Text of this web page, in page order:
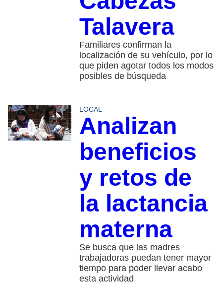
Talavera
Familiares confirman la
localización de su vehículo, por lo
que piden agotar todos los modos
posibles de búsqueda
LOCAL
Analizan
beneficios
y retos de
la lactancia
materna
Se busca que las madres
trabajadoras puedan tener mayor
tiempo para poder llevar acabo
esta actividad